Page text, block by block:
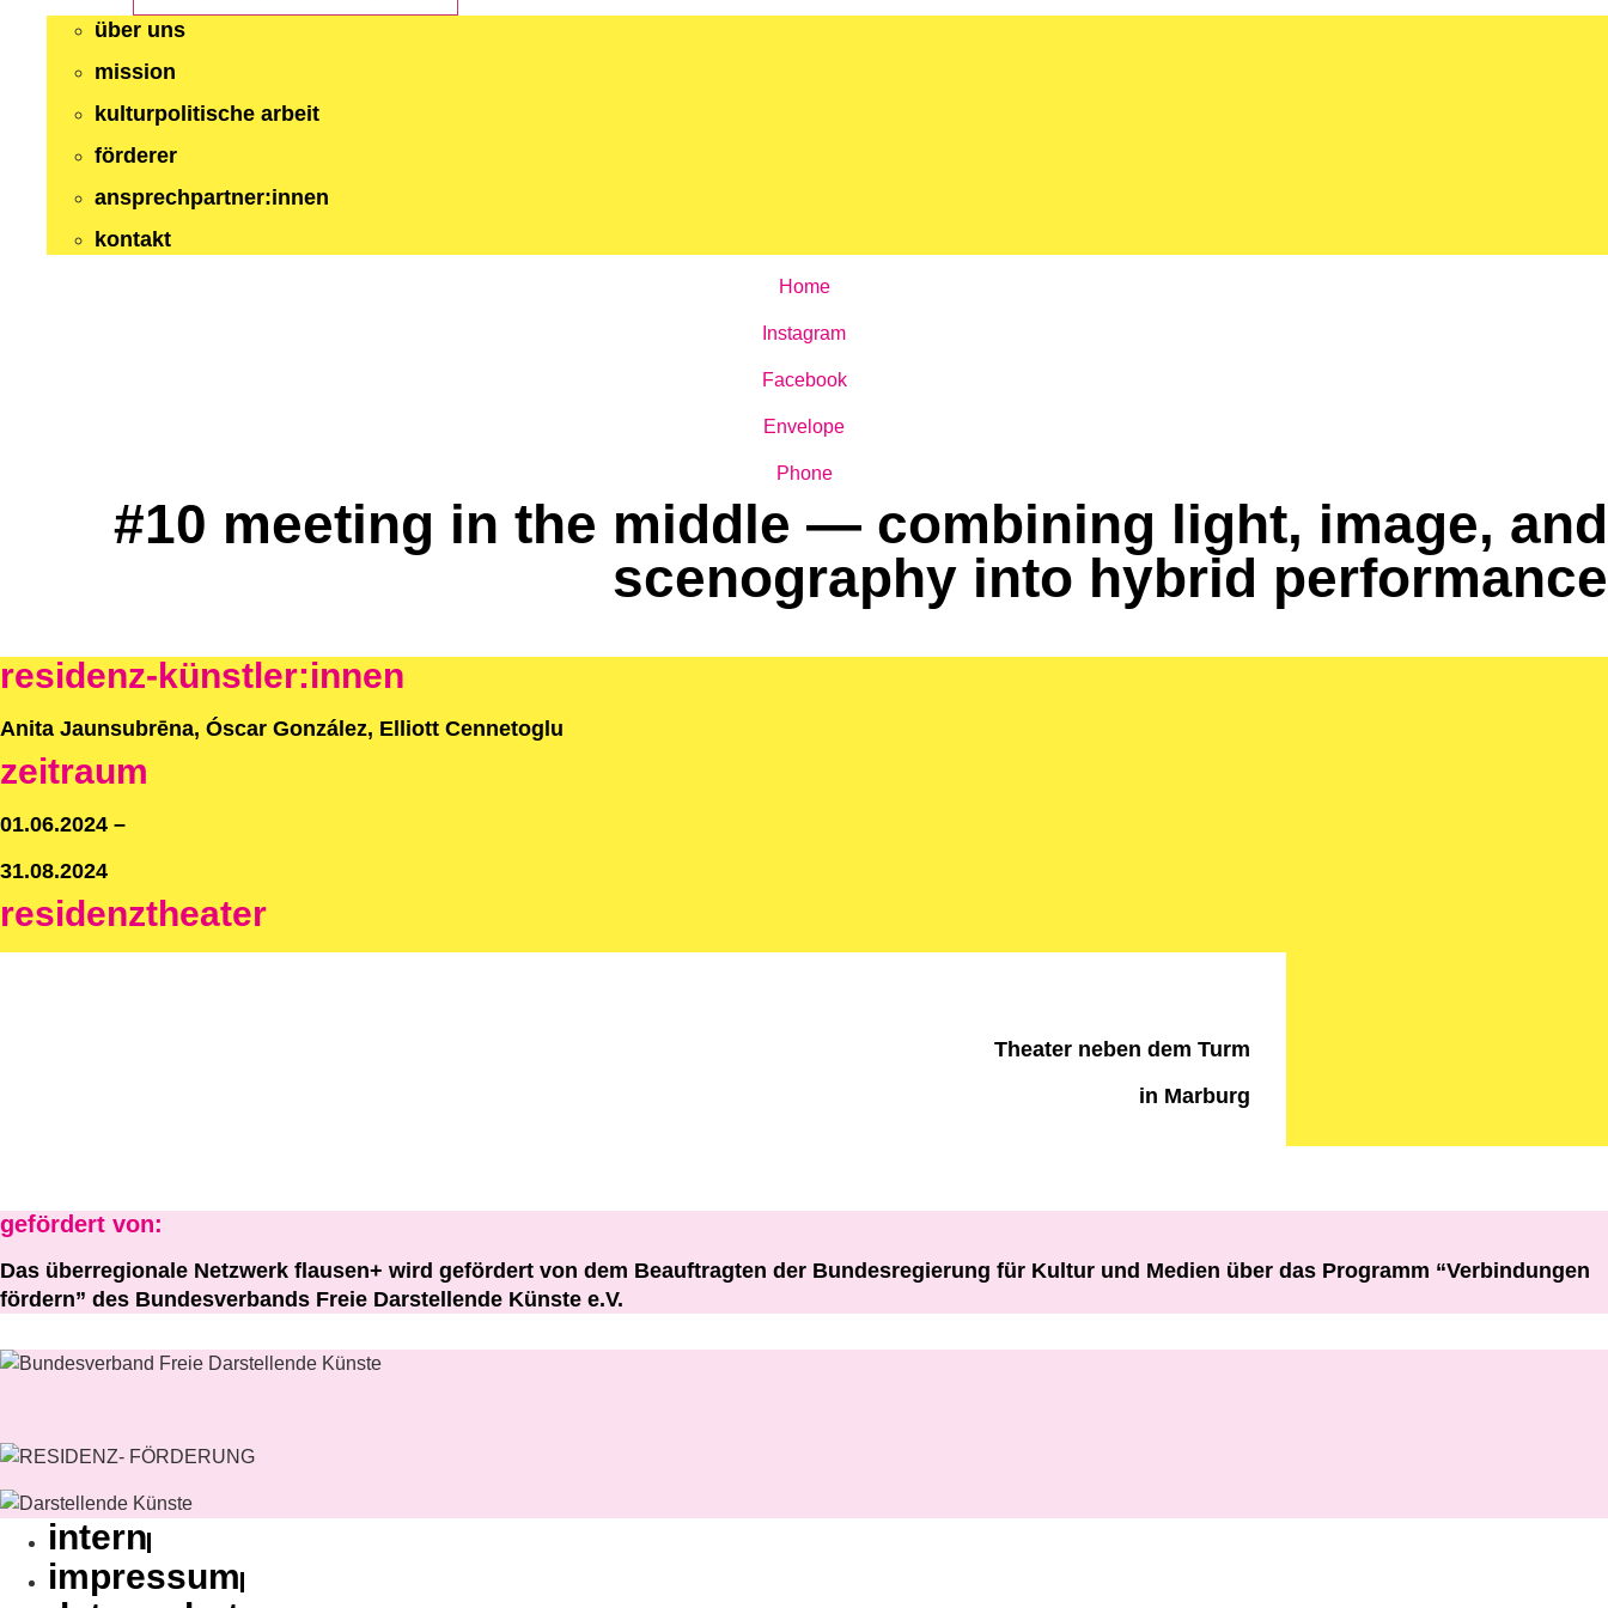
über uns
mission
kulturpolitische arbeit
förderer
ansprechpartner:innen
kontakt
Home
Instagram
Facebook
Envelope
Phone
#10 meeting in the middle — combining light, image, and
scenography into hybrid performance
residenz-künstler:innen
Anita Jaunsubrēna, Óscar González, Elliott Cennetoglu
zeitraum
01.06.2024 –
31.08.2024
residenz­theater
Theater neben dem Turm
in Marburg
gefördert von:
Das überregionale Netzwerk flausen+ wird gefördert von dem Beauftragten der Bundesregierung für Kultur und Medien über das Programm “Verbindungen
fördern” des Bundesverbands Freie Darstellende Künste e.V.
intern
impressum